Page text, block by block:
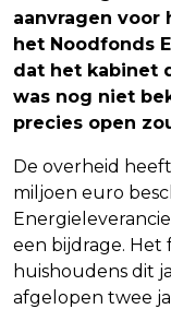
aanvragen voor
het Noodfonds
dat het kabinet
was nog niet
precies open
De overheid
miljoen euro
een bijdrage. Het
huishoudens dit
afgelopen twee